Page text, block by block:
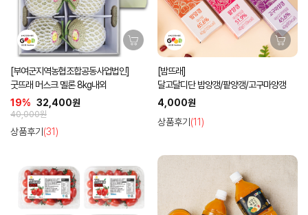
[부여군지역농협조합공동사업법인]
굿뜨래 머스크 멜론 8kg내외
19% 32,400원
40,000원
상품후기 (31)
[밤뜨래]
달고달디단 밤양갱/팥양갱/고구마양갱
4,000원
상품후기 (11)